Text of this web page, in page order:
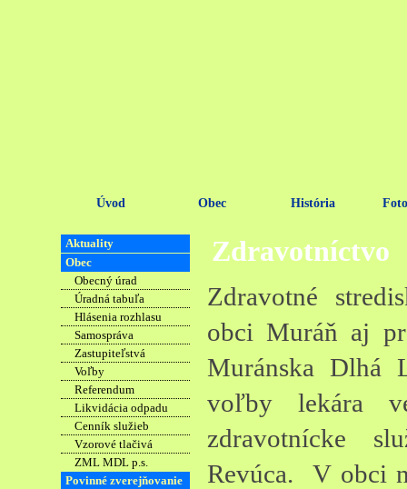
Úvod Obec História
Aktuality
Obec
Obecný úrad
Úradná tabuľa
Hlásenia rozhlasu
Samospráva
Zastupiteľstvá
Voľby
Referendum
Likvidácia odpadu
Cenník služieb
Vzorové tlačivá
ZML MDL p.s.
Povinné zverejňovanie
Zdravotníctvo
Zdravotné
obci Muráň aj
Muránska Dlhá
voľby lekára
zdravotnícke
Revúca. V obci